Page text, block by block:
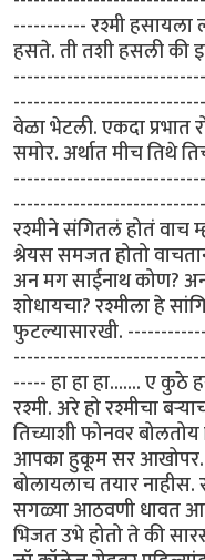
----------- रश्मी हसायला
हसते. ती तशी हसली की
वेळा भेटली. एकदा प्रभात
समोर. अर्थात मीच तिथे
रश्मीने संगितलं होतं वाच
श्रेयस समजत होतो
अन मग साईनाथ कोण? अन
शोधायचा? रश्मीला हे
फुटल्यासारखी.
----- हा हा हा....... ए कुठे
रश्मी. अरे हो रश्मीचा
तिच्याशी फोनवर
आपका हुकूम सर आखोपर.
बोलायलाच तयार
सगळ्या आठवणी धावत
भिजत उभे होतो ते की